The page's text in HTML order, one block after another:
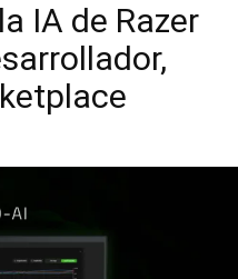
IA de Razer